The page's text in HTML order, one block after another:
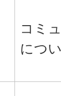
コミ
につ